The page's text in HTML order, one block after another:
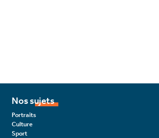
Nos sujets
Portraits
Culture
Sport